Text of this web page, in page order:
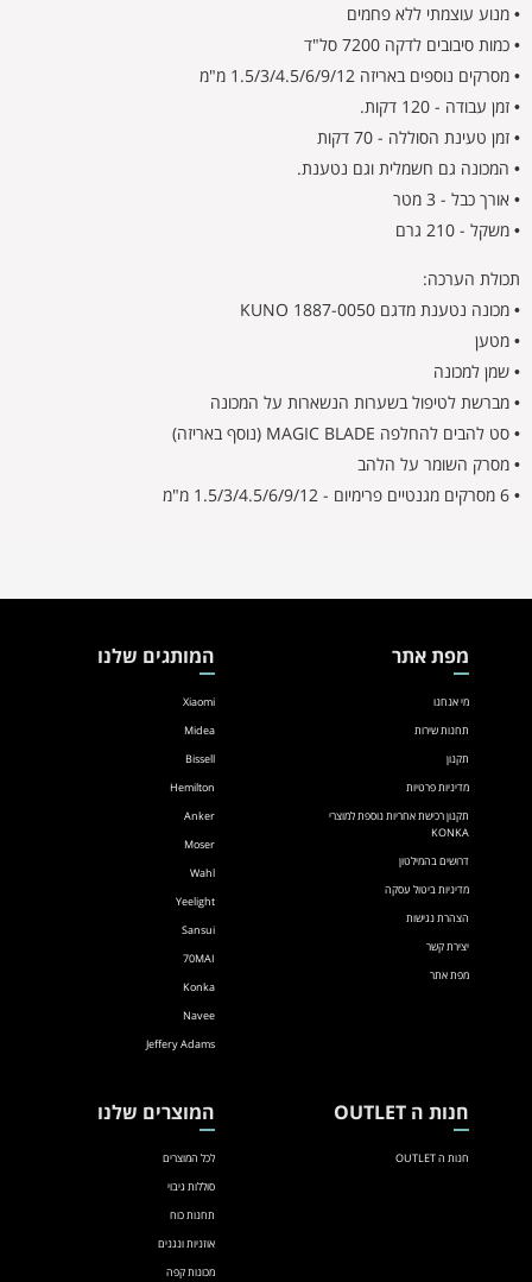
• מנוע עוצמתי ללא פחמים
• כמות סיבובים לדקה 7200 סל"ד
• מסרקים נוספים באריזה 1.5/3/4.5/6/9/12 מ"מ
• זמן עבודה - 120 דקות.
• זמן טעינת הסוללה - 70 דקות
• המכונה גם חשמלית וגם נטענת.
• אורך כבל - 3 מטר
• משקל - 210 גרם
תכולת הערכה:
• מכונה נטענת מדגם 1887-0050 KUNO
• מטען
• שמן למכונה
• מברשת לטיפול בשערות הנשארות על המכונה
• סט להבים להחלפה MAGIC BLADE (נוסף באריזה)
• מסרק השומר על הלהב
• 6 מסרקים מגנטיים פרימיום - 1.5/3/4.5/6/9/12 מ"מ
מפת אתר
מי אנחנו
תחנות שירות
תקנון
מדיניות פרטיות
תקנון רכישת אחריות נוספת למוצרי
KONKA
דרושים בהמילטון
מדיניות ביטול עסקה
הצהרת נגישות
יצירת קשר
מפת אתר
המותגים שלנו
Xiaomi
Midea
Bissell
Hemilton
Anker
Moser
Wahl
Yeelight
Sansui
70MAI
Konka
Navee
Jeffery Adams
חנות ה OUTLET
חנות ה OUTLET
המוצרים שלנו
לכל המוצרים
סוללות גיבוי
תחנות כוח
אוזניות ונגנים
מכונות קפה